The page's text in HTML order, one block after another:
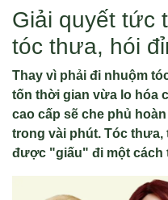
Giải quyết tức
tóc thưa, hói
Thay vì phải đi nhuộm
tốn thời gian vừa lo hóa
cao cấp sẽ che phủ
trong vài phút. Tóc thưa,
được "giấu" đi một cách